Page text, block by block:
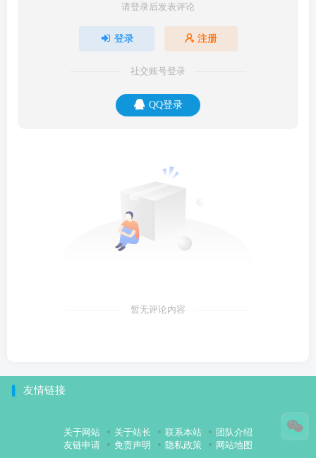
请登录后发表评论
登录 注册
社交账号登录
QQ登录
暂无评论内容
友情链接
关于网站 关于站长 联系本站
团队介绍
友链申请
免责声明 隐私政策 网站地图